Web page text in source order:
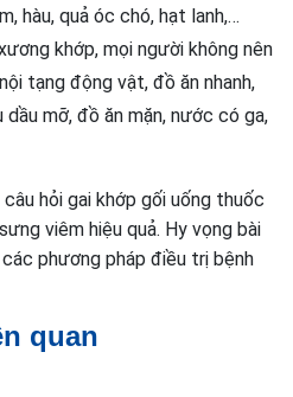
hàu, quả óc chó, hạt lanh,…
khớp, mọi người không nên
tạng động vật, đồ ăn nhanh,
dầu mỡ, đồ ăn mặn, nước có ga,
hỏi gai khớp gối uống thuốc
viêm hiệu quả. Hy vọng bài
phương pháp điều trị bệnh
quan